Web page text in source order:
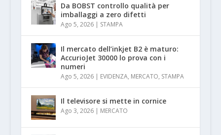
Da BOBST controllo qualità per
imballaggi a zero difetti
Ago 5, 2026| STAMPA
Il mercato dell’inkjet B2 è maturo:
AccurioJet 30000 lo prova con i
numeri
Ago 5, 2026| EVIDENZA, MERCATO, STAMPA
Il televisore si mette in cornice
Ago 3, 2026| MERCATO